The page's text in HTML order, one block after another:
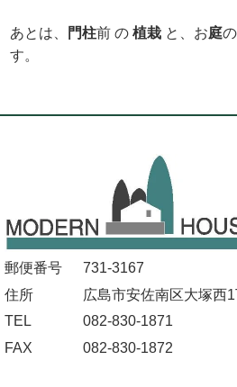
あとは、 門柱前 の植栽 と、お庭
す。
郵便番号
731-3167
住所
広島市安佐南区大塚西
TEL
082-830-1871
FAX
082-830-1872